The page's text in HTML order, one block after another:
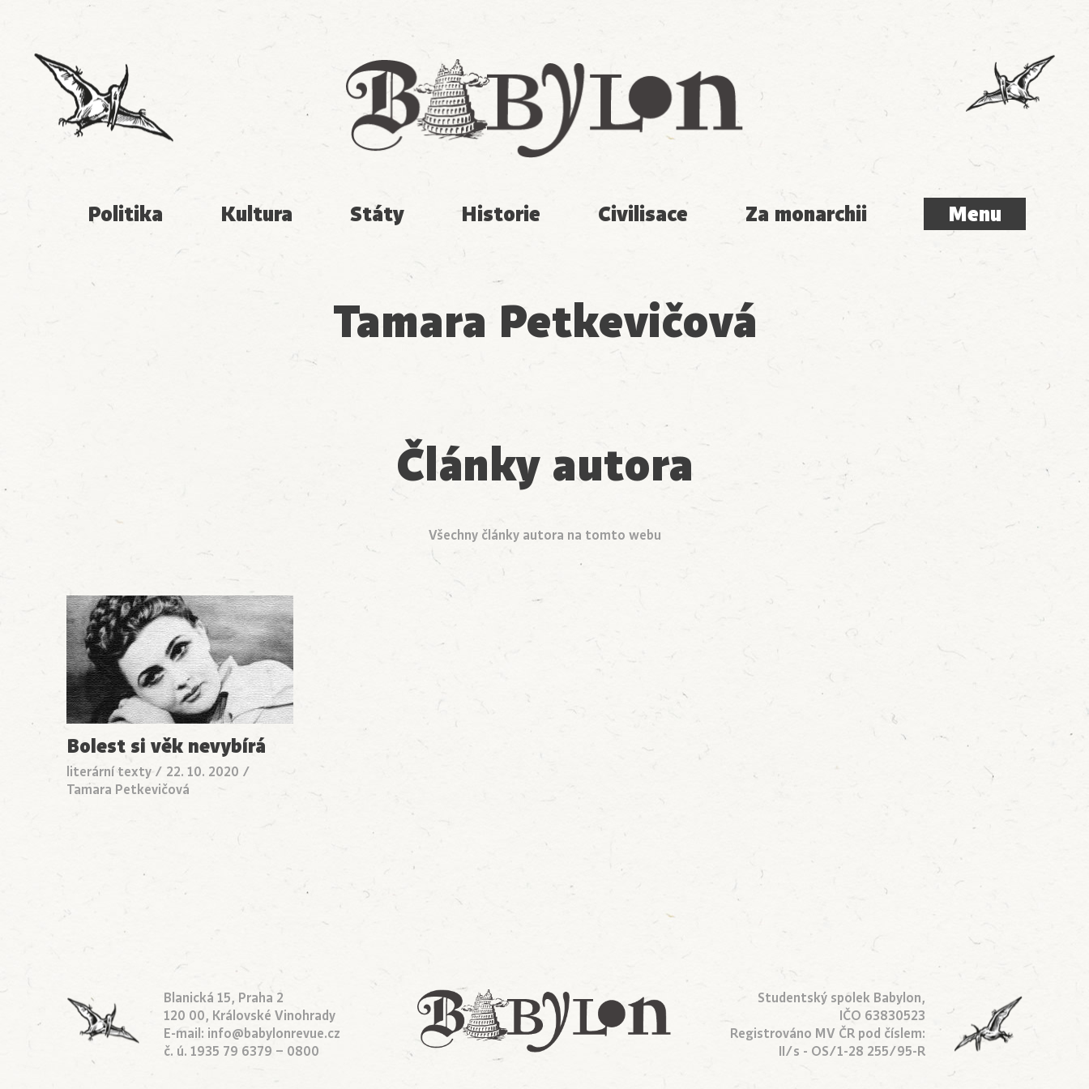
Babylon
Politika Kultura Státy Historie Civilisace Za monarchii Menu
Menu
Tamara Petkevičová
Články autora
Všechny články autora na tomto webu
Bolest si věk nevybírá
literární texty / 22. 10. 2020 /
Tamara Petkevičová
Blanická 15, Praha 2
120 00, Královské Vinohrady
E-mail: info@babylonrevue.cz
č. ú. 1935 79 6379 – 0800
Studentský spolek Babylon,
IČO 63830523
Registrováno MV ČR pod číslem:
II/s - OS/1-28 255/95-R